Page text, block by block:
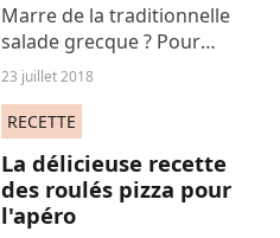
Marre de la traditionnelle
salade grecque ? Pour
changer, on teste la "taco
salade", une recette originale
et délicieuse inspirée de la
cuisine tex mex.
23 juillet 2018
RECETTE
La délicieuse recette
des roulés pizza pour
l'apéro